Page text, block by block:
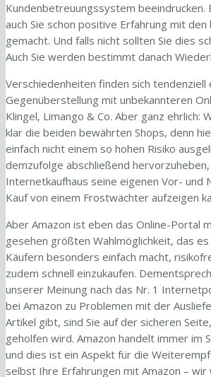
Kundenbetreuungssystem beeindrucken.
auch Sie schon positive Erfahrung mit den
gemacht. Und falls nicht sollten Sie dies
Auch Sie werden bestimmt danach
Verschiedenheiten finden sich tendenziell
Gegenüberstellung mit unbekannteren
Klingel, Limango & Co. Aber ganz ehrlich:
klar die beiden bewährten Shops, denn
einfach nicht einem so hohen Risiko
demzufolge abschließend
Internetkaufhaus seine eigenen Vor- und
Kauf von einem Frostwächter aufzeigen
Aber Amazon ist eben das Online-Portal
gesehen größten Wahlmöglichkeit, das
Käufern besonders einfach macht,
zudem schnell einzukaufen.
unserer Meinung nach das Nr. 1
bei Amazon zu Problemen mit der
Artikel gibt, sind Sie auf der sicheren
geholfen wird. Amazon handelt immer im
und dies ist ein Aspekt für die
selbst Ihre Erfahrungen mit Amazon – wir